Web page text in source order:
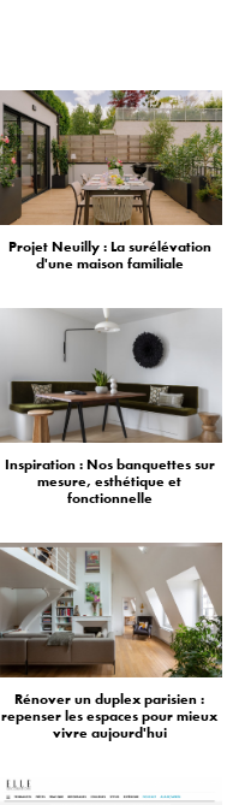
Projet Neuilly : La surélévation
d'une maison familiale
Inspiration : Nos banquettes sur
mesure, esthétique et
fonctionnelle
Rénover un duplex parisien :
repenser les espaces pour mieux
vivre aujourd'hui